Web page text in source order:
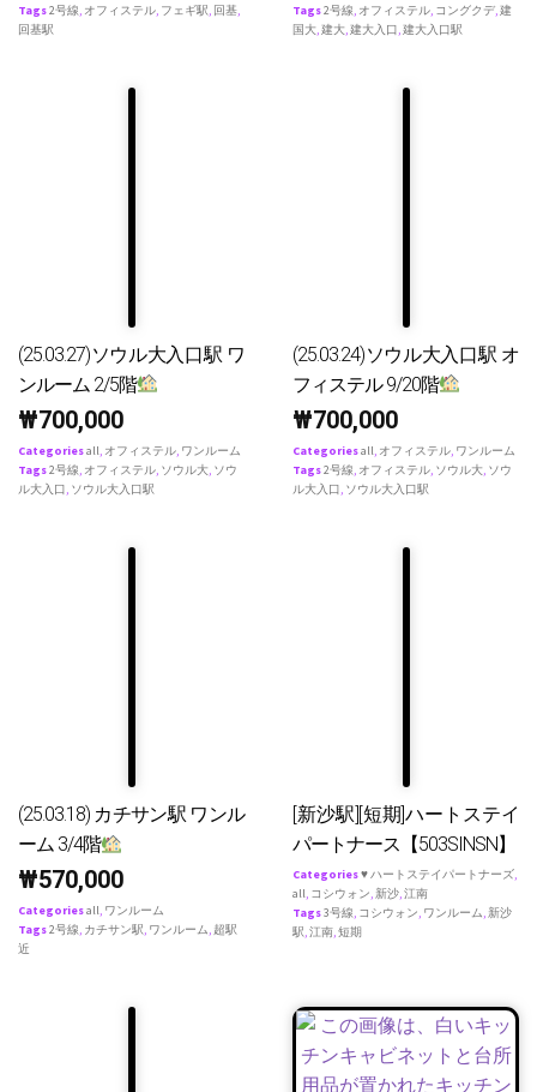
Tags2号線, オフィステル, フェギ駅, 回基,
回基駅
Tags2号線, オフィステル, コングクデ,建
国大,建大,建大入口,建大入口駅
(25.03.27)ソウル大入口駅 ワ
ンルーム 2/5階
₩700,000
Categoriesall, オフィステル, ワンルーム
Tags2号線, オフィステル, ソウル大, ソウ
ル大入口, ソウル大入口駅
(25.03.24)ソウル大入口駅 オ
フィステル 9/20階
₩700,000
Categoriesall, オフィステル, ワンルーム
Tags2号線, オフィステル, ソウル大, ソウ
ル大入口, ソウル大入口駅
(25.03.18) カチサン駅 ワンル
ーム 3/4階
₩570,000
Categoriesall, ワンルーム
Tags2号線, カチサン駅, ワンルーム, 超駅
近
[新沙駅][短期]ハートステイ
パートナース【503SINSN】
Categories♥ ハートステイパートナーズ,
all, コシウォン,新沙,江南
Tags3号線, コシウォン, ワンルーム,新沙
駅,江南,短期